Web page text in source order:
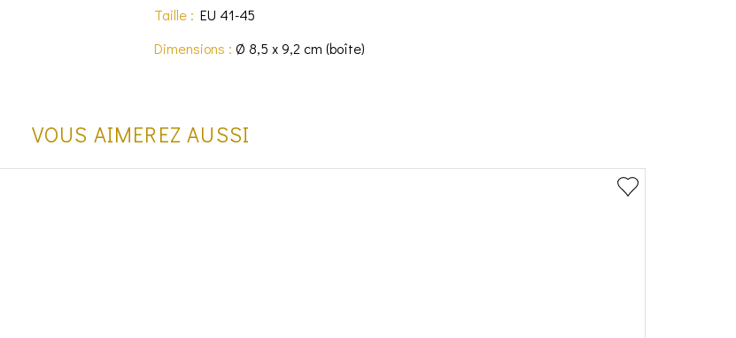
Taille : EU 41-45
Dimensions : Ø 8,5 x 9,2 cm (boîte)
VOUS AIMEREZ AUSSI